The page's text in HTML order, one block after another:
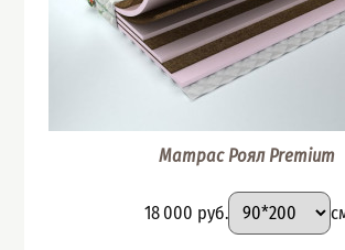
Матрас Роял Premium
Цена
18 000 руб.
Подобрать
Размер: